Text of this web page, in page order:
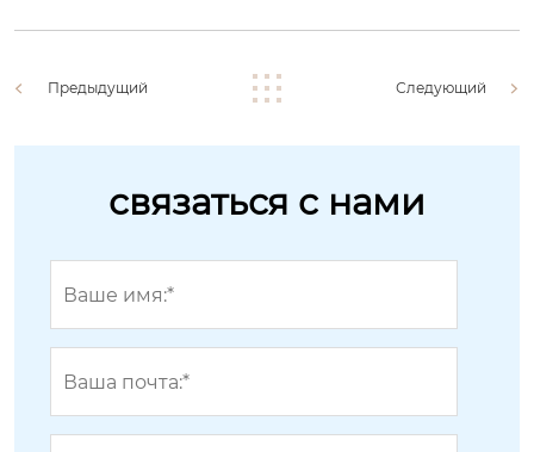
Предыдущий Следующий
связаться с нами